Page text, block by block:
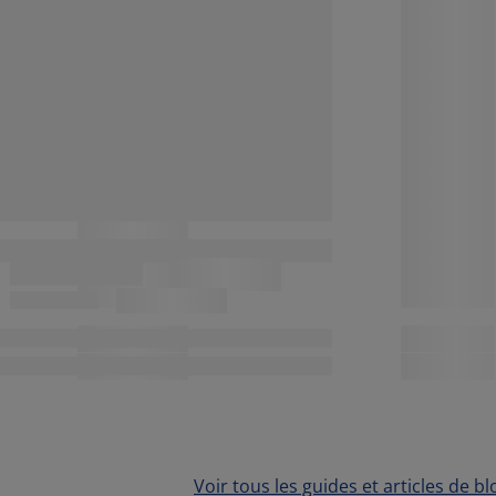
Voir tous les guides et articles de